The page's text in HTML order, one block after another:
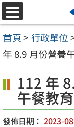
跳
至
主
要
容
區
選
單
首頁> 行政單位
年 8.9 月份營養
112 年
午餐教
發佈日期： 2023-